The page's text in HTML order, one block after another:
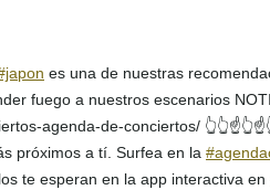
es una de nuestras
fuego a nuestros escenarios
agenda-de-conciertos/
próximos a tí. Surfea en la
te esperan en la app interactiva en